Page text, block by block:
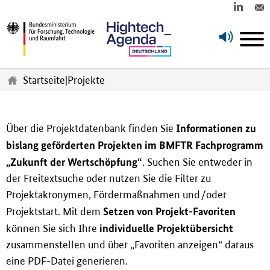
Startseite Projekte
Über die Projektdatenbank finden Sie Informationen zu
bislang geförderten Projekten im BMFTR Fachprogramm
„Zukunft der Wertschöpfung“. Suchen Sie entweder in
der Freitextsuche oder nutzen Sie die Filter zu
Projektakronymen, Fördermaßnahmen und/oder
Projektstart. Mit dem Setzen von Projekt-Favoriten
können Sie sich Ihre individuelle Projektübersicht
zusammenstellen und über „Favoriten anzeigen“ daraus
eine PDF-Datei generieren.